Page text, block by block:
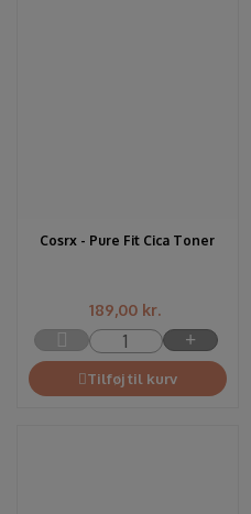
Cosrx - Pure Fit Cica Toner
189,00 kr.
Tilføj til kurv